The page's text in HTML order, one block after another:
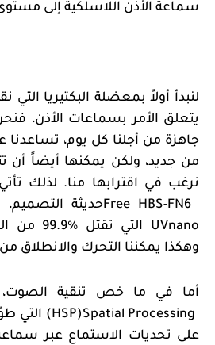
سماعة الأذن اللاسلكية إلى
لنبدأ أولاً بمعضلة البكتيريا التي
يتعلق الأمر بسماعات الأذن،
جاهزة من أجلنا كل يوم، تساعدنا
من جديد، ولكن يمكنها أيضاً أن
نرغب في اقترابها منا. لذلك
Free HBS-FN6حديثة
UVnano
التي
وهكذا يمكننا التحرك والانطلاق
أما في ما خص تنقية الصوت،
Spatial Processing
(HSP) التي
على تحديات الاستماع عبر